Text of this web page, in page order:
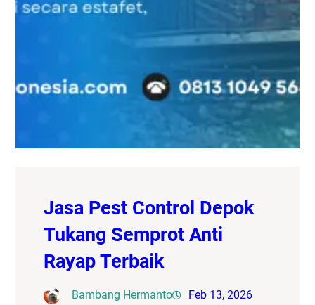
Jasa Pest Control Depok
Tukang Semprot Anti
Rayap Terbaik
Bambang Hermanto Feb 13, 2026